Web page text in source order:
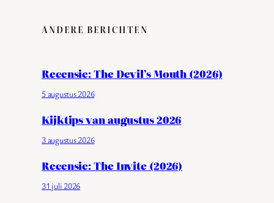
ANDERE BERICHTEN
Recensie: The Devil’s Mouth (2026)
5 augustus 2026
Kijktips van augustus 2026
3 augustus 2026
Recensie: The Invite (2026)
31 juli 2026